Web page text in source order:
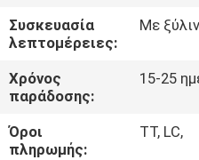
ΕΛΆΤΕ
ΣΕ
ΕΠΑΦΉ
ΜΕ
Συσκευασία
λεπτομέρειες:
Με
Χρόνος
παράδοσης:
15-25
Όροι
πληρωμής:
TT, LC,